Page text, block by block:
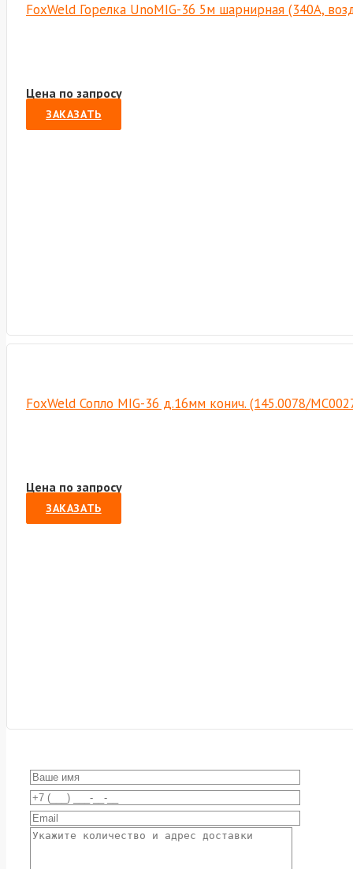
FoxWeld Горелка UnoMIG-36 5м шарнирная (340А,
Цена по запросу
ЗАКАЗАТЬ
FoxWeld Сопло MIG-36 д.16мм конич. (145.0078/
Цена по запросу
ЗАКАЗАТЬ